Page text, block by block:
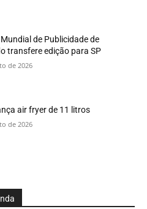
de Publicidade de
transfere edição para SP
de 2026
air fryer de 11 litros
de 2026